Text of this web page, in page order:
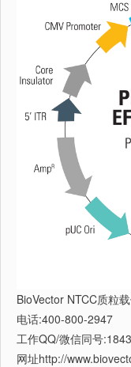
BioVector NTCC质粒
电话:400-800-2947
工作QQ/微信同号
网址http://